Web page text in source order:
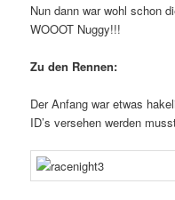
Nun dann war wohl schon
WOOOT Nuggy!!!
Zu den Rennen:
Der Anfang war etwas
ID’s versehen werden